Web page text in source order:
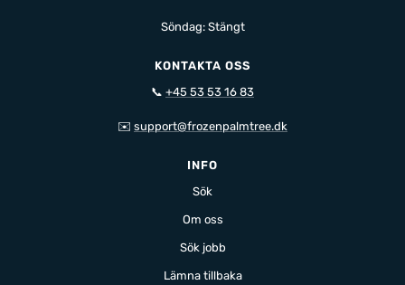
Söndag: Stängt
KONTAKTA OSS
📞 +45 53 53 16 83
✉️ support@frozenpalmtree.dk
INFO
Sök
Om oss
Sök jobb
Lämna tillbaka